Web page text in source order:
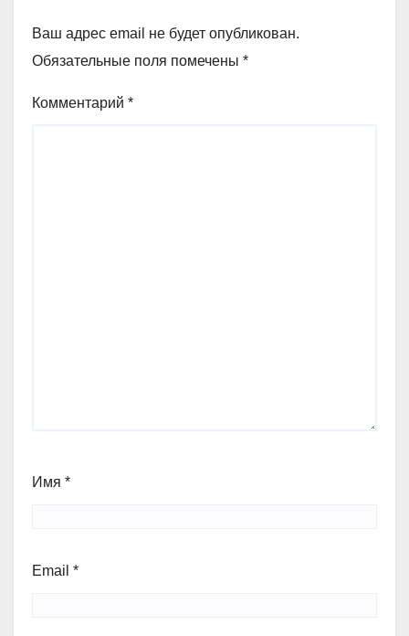
Ваш адрес email не будет опубликован.
Обязательные поля помечены *
Комментарий *
Имя *
Email *